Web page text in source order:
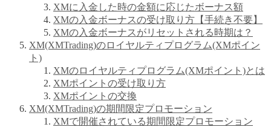
XMに入金した時の金額に応じたボーナス額
XMの入金ボーナスの受け取り方【手続き不要】
XMの入金ボーナスがリセットされる時期は？
XM(XMTrading)のロイヤルティプログラム(XMポイン
ト)
XMのロイヤルティプログラム(XMポイント)とは
XMポイントの受け取り方
XMポイントの交換
XM(XMTrading)の期間限定プロモーション
XMで開催されている期間限定プロモーション